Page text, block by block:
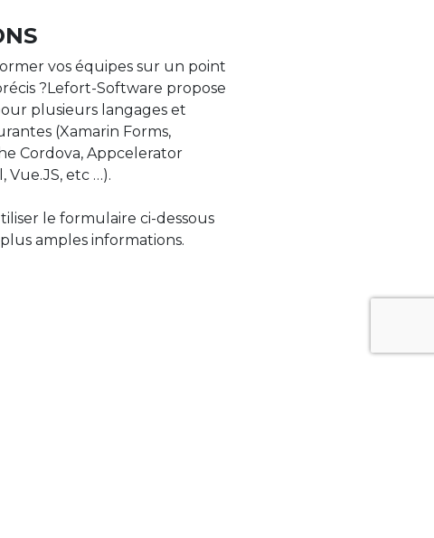
vos équipes sur un point
?Lefort-Software propose
plusieurs langages et
(Xamarin Forms,
Cordova, Appcelerator
Vue.JS, etc …).
le formulaire ci-dessous
amples informations.